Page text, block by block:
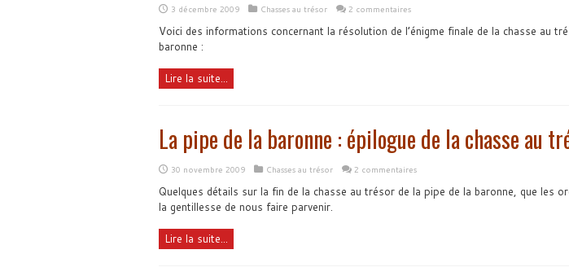
3 décembre 2009 Chasses au trésor 2 commentaires
Voici des informations concernant la résolution de l’énigme finale de la chasse au
baronne :
Lire la suite...
La pipe de la baronne : épilogue de la chasse au
30 novembre 2009 Chasses au trésor 2 commentaires
Quelques détails sur la fin de la chasse au trésor de la pipe de la baronne, que les
la gentillesse de nous faire parvenir.
Lire la suite...